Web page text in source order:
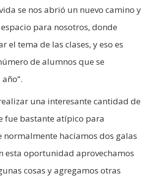
se nos abrió un nuevo camino y
para nosotros, donde
el tema de las clases, y eso es
de alumnos que se
una interesante cantidad de
fue bastante atípico para
normalmente hacíamos dos galas
esta oportunidad aprovechamos
cosas y agregamos otras